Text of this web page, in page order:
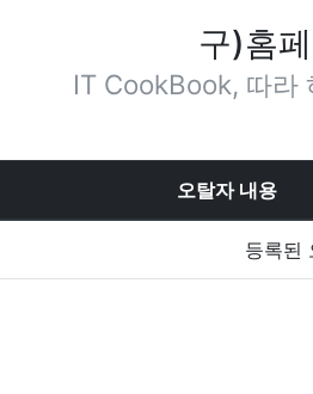
구)홈
IT CookBook, 따라
오탈자 내용
등록된